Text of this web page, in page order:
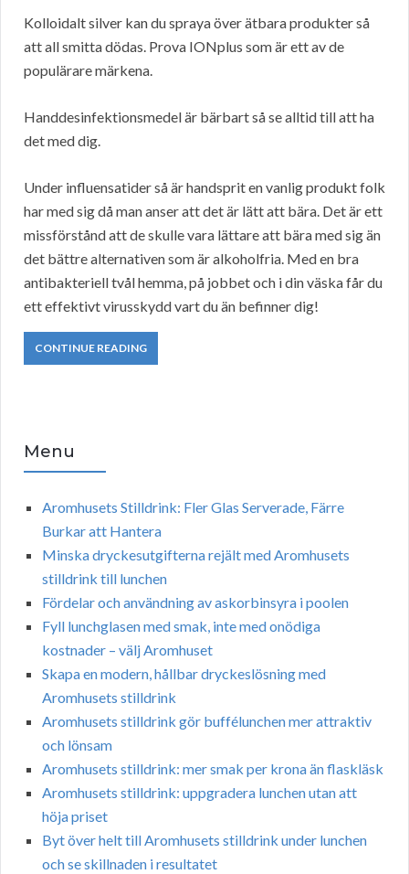
Kolloidalt silver kan du spraya över ätbara produkter så
att all smitta dödas. Prova IONplus som är ett av de
populärare märkena.
Handdesinfektionsmedel är bärbart så se alltid till att ha
det med dig.
Under influensatider så är handsprit en vanlig produkt folk
har med sig då man anser att det är lätt att bära. Det är ett
missförstånd att de skulle vara lättare att bära med sig än
det bättre alternativen som är alkoholfria. Med en bra
antibakteriell tvål hemma, på jobbet och i din väska får du
ett effektivt virusskydd vart du än befinner dig!
CONTINUE READING
Menu
Aromhusets Stilldrink: Fler Glas Serverade, Färre
Burkar att Hantera
Minska dryckesutgifterna rejält med Aromhusets
stilldrink till lunchen
Fördelar och användning av askorbinsyra i poolen
Fyll lunchglasen med smak, inte med onödiga
kostnader – välj Aromhuset
Skapa en modern, hållbar dryckeslösning med
Aromhusets stilldrink
Aromhusets stilldrink gör buffélunchen mer attraktiv
och lönsam
Aromhusets stilldrink: mer smak per krona än flaskläsk
Aromhusets stilldrink: uppgradera lunchen utan att
höja priset
Byt över helt till Aromhusets stilldrink under lunchen
och se skillnaden i resultatet